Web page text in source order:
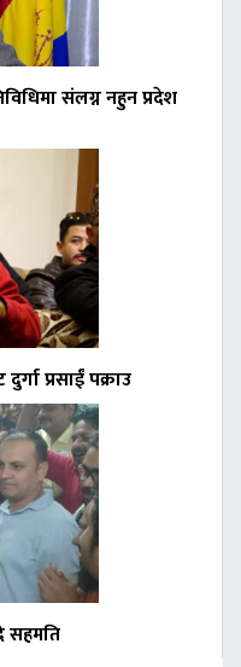
संलग्न नहुन प्रदेश
प्रसाईं पक्राउ
सहमति